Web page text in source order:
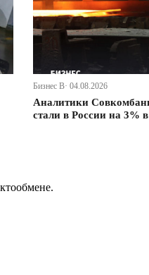
Бизнес В· 04.08.2026
Аналитики
стали в России на 3%